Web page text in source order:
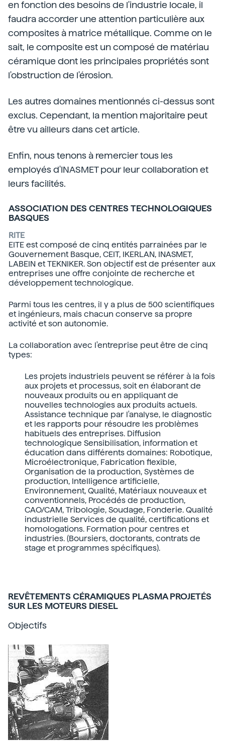
en fonction des besoins de l'industrie locale, il
faudra accorder une attention particulière aux
composites à matrice métallique. Comme on le
sait, le composite est un composé de matériau
céramique dont les principales propriétés sont
l'obstruction de l'érosion.
Les autres domaines mentionnés ci-dessus sont
exclus. Cependant, la mention majoritaire peut
être vu ailleurs dans cet article.
Enfin, nous tenons à remercier tous les
employés d'INASMET pour leur collaboration et
leurs facilités.
ASSOCIATION DES CENTRES TECHNOLOGIQUES
BASQUES
RITE
EITE est composé de cinq entités parrainées par le
Gouvernement Basque, CEIT, IKERLAN, INASMET,
LABEIN et TEKNIKER. Son objectif est de présenter aux
entreprises une offre conjointe de recherche et
développement technologique.
Parmi tous les centres, il y a plus de 500 scientifiques
et ingénieurs, mais chacun conserve sa propre
activité et son autonomie.
La collaboration avec l'entreprise peut être de cinq
types:
Les projets industriels peuvent se référer à la fois
aux projets et processus, soit en élaborant de
nouveaux produits ou en appliquant de
nouvelles technologies aux produits actuels.
Assistance technique par l'analyse, le diagnostic
et les rapports pour résoudre les problèmes
habituels des entreprises. Diffusion
technologique Sensibilisation, information et
éducation dans différents domaines: Robotique,
Microélectronique, Fabrication flexible,
Organisation de la production, Systèmes de
production, Intelligence artificielle,
Environnement, Qualité, Matériaux nouveaux et
conventionnels, Procédés de production,
CAO/CAM, Tribologie, Soudage, Fonderie. Qualité
industrielle Services de qualité, certifications et
homologations. Formation pour centres et
industries. (Boursiers, doctorants, contrats de
stage et programmes spécifiques).
REVÊTEMENTS CÉRAMIQUES PLASMA PROJETÉS
SUR LES MOTEURS DIESEL
Objectifs